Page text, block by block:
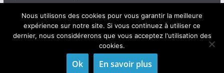
IdeeClis. Tous droits réservés.
par ThemeGrill. Propulsé par
Nous utilisons des cookies pour vous garantir la meilleure
expérience sur notre site. Si vous continuez à utiliser ce
dernier, nous considérerons que vous acceptez l'utilisation des
cookies.
Ok En savoir plus